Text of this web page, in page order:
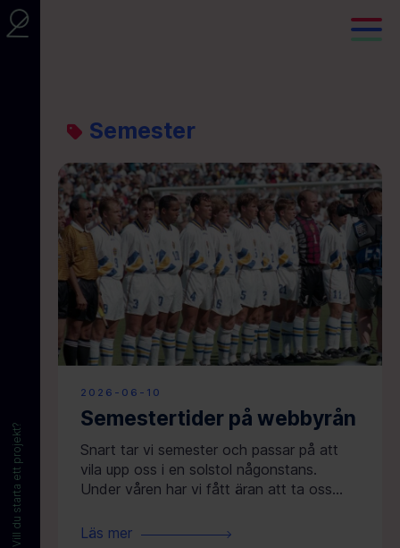
Vill du starta ett projekt?
Semester
2026-06-10
Semestertider på webbyrån
Snart tar vi semester och passar på att
vila upp oss i en solstol någonstans.
Under våren har vi fått äran att ta oss...
Läs mer